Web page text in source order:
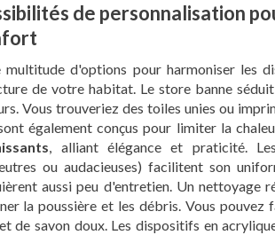
de personnalisation
multitude d'options pour harmoniser les
de votre habitat. Le store banne
Vous trouveriez des toiles unies ou
également conçus pour limiter la
, alliant élégance et praticité.
ou audacieuses) facilitent son
aussi peu d'entretien. Un nettoyage
la poussière et les débris. Vous pouvez
de savon doux. Les dispositifs en